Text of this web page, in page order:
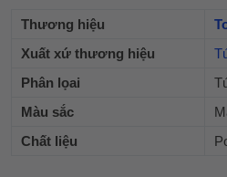
Thương hiệu
Xuất xứ thương hiệu
Phân lọai
Màu sắc
Chất liệu